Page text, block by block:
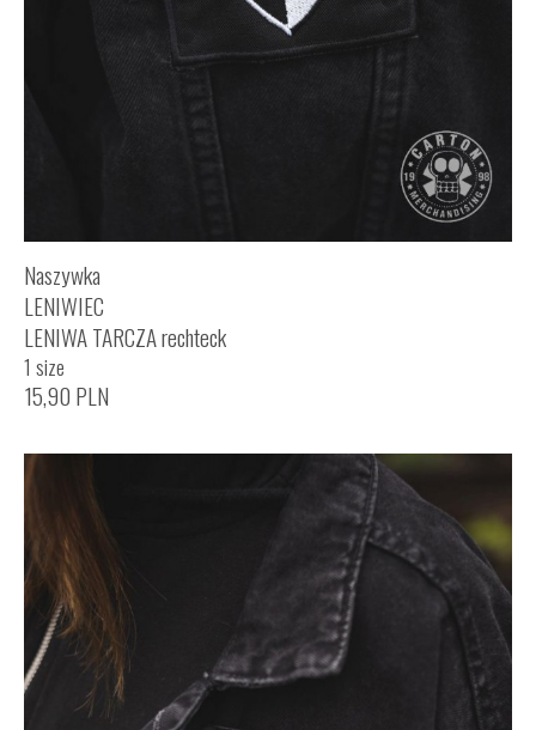
Naszywka
LENIWIEC
LENIWA TARCZA rechteck
1 size
15,90 PLN